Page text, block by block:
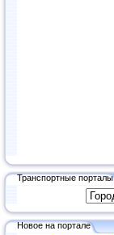
Транспортные порталы
Новое на портале